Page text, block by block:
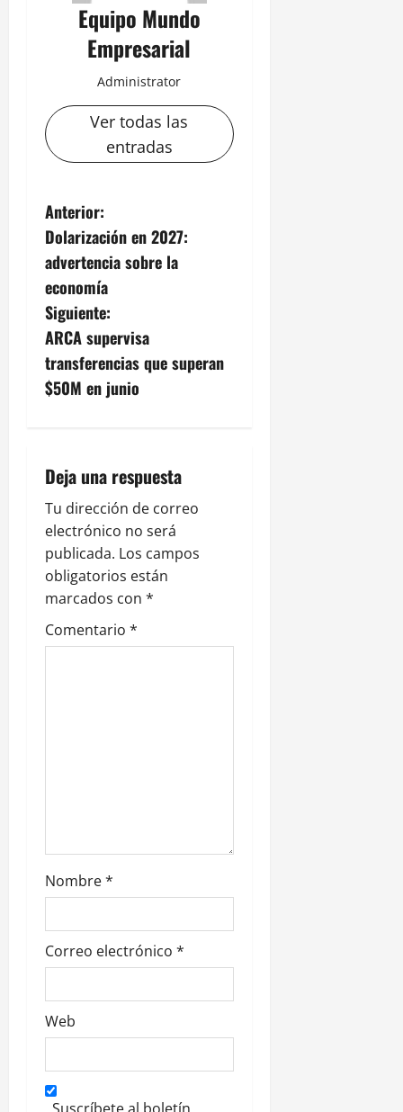
Equipo Mundo
Empresarial
Administrator
Ver todas las
entradas
N
a
v
e
g
a
i
ó
n
d
e
d
a
s
Anterior:
Dolarización en 2027:
advertencia sobre la
economía
Siguiente:
ARCA supervisa
transferencias que superan
$50M en junio
Deja una respuesta
Tu dirección de correo
electrónico no será
publicada. Los campos
obligatorios están
marcados con *
Comentario *
Nombre*
Correo electrónico *
Web